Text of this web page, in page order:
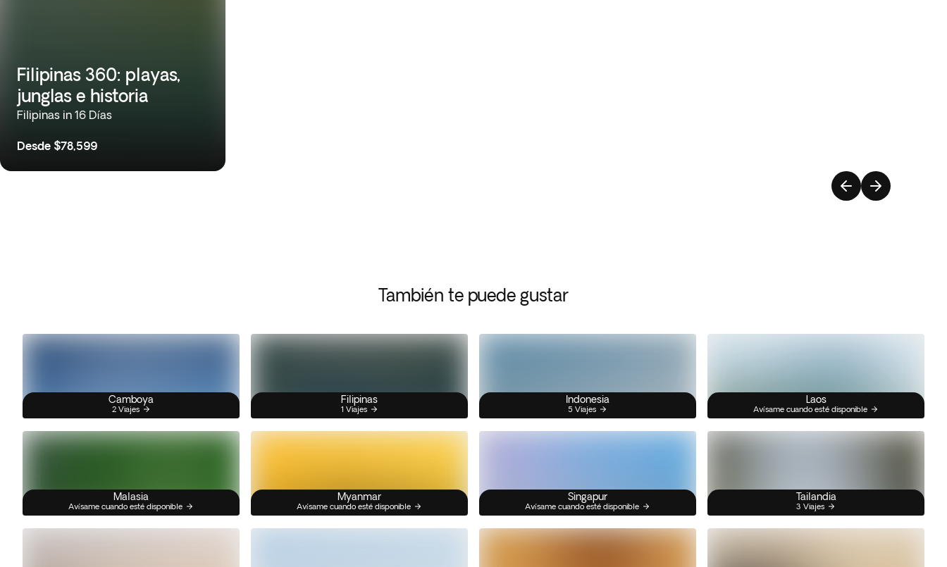
Filipinas 360: playas,
junglas e historia
Filipinas in 16 Días
Desde $78,599
También te puede gustar
Camboya
2 Viajes
Filipinas
1 Viajes
Indonesia
5 Viajes
Laos
Avísame cuando esté disponible
Malasia
Avísame cuando esté disponible
Myanmar
Avísame cuando esté disponible
Singapur
Avísame cuando esté disponible
Tailandia
3 Viajes